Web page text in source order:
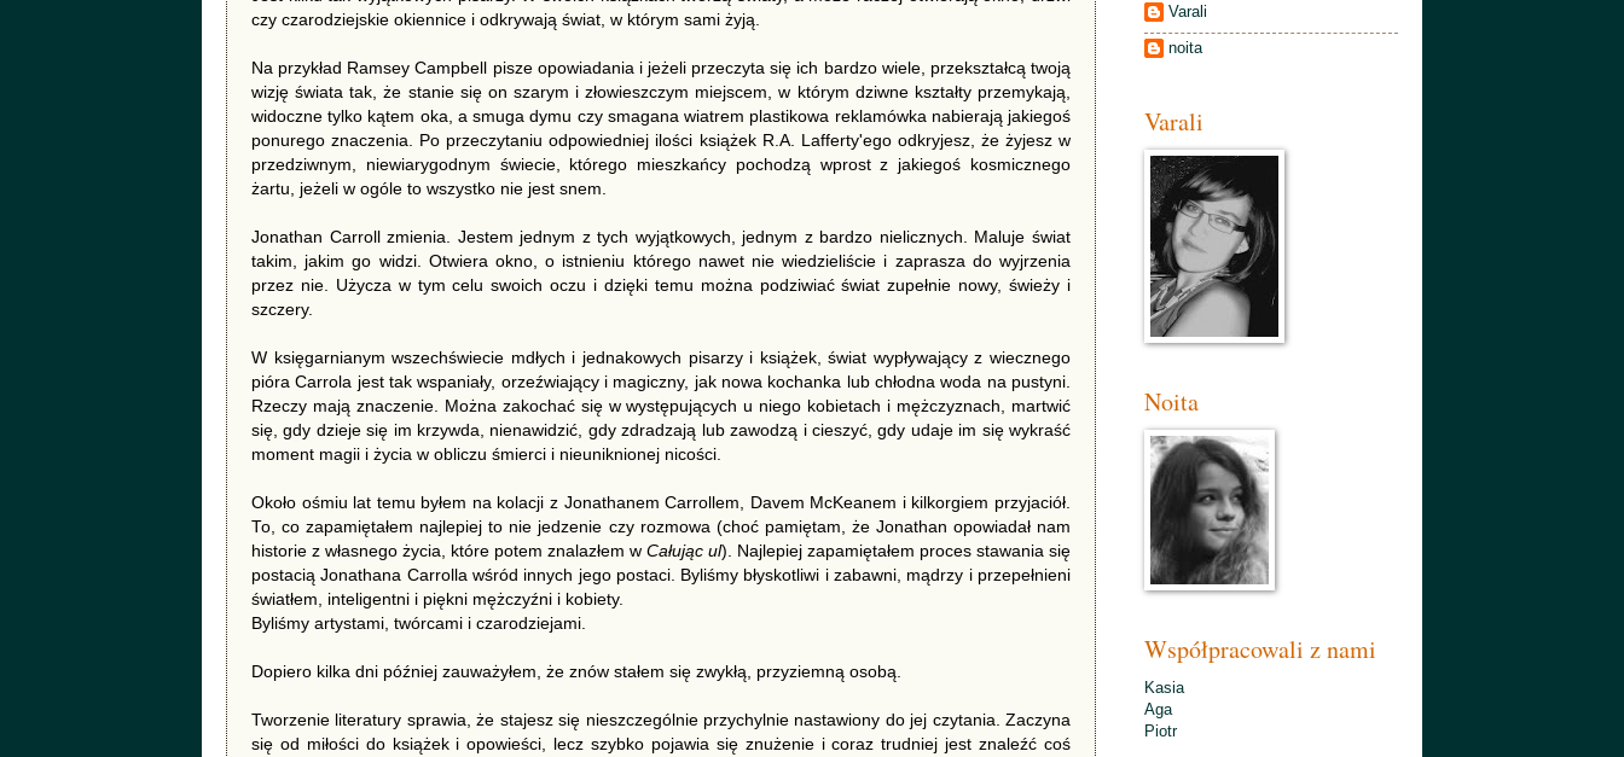
czy czarodziejskie okiennice i odkrywają świat, w którym sami żyją.
Na przykład Ramsey Campbell pisze opowiadania i jeżeli przeczyta się ich bardzo wiele, przekształcą twoją
wizję świata tak, że stanie się on szarym i złowieszczym miejscem, w którym dziwne kształty przemykają,
widoczne tylko kątem oka, a smuga dymu czy smagana wiatrem plastikowa reklamówka nabierają jakiegoś
ponurego znaczenia. Po przeczytaniu odpowiedniej ilości książek R.A. Lafferty'ego odkryjesz, że żyjesz w
przedziwnym, niewiarygodnym świecie, którego mieszkańcy pochodzą wprost z jakiegoś kosmicznego
żartu, jeżeli w ogóle to wszystko nie jest snem.
Jonathan Carroll zmienia. Jestem jednym z tych wyjątkowych, jednym z bardzo nielicznych. Maluje świat
takim, jakim go widzi. Otwiera okno, o istnieniu którego nawet nie wiedzieliście i zaprasza do wyjrzenia
przez nie. Użycza w tym celu swoich oczu i dzięki temu można podziwiać świat zupełnie nowy, świeży i
szczery.
W księgarnianym wszechświecie mdłych i jednakowych pisarzy i książek, świat wypływający z wiecznego
pióra Carrola jest tak wspaniały, orzeźwiający i magiczny, jak nowa kochanka lub chłodna woda na pustyni.
Rzeczy mają znaczenie. Można zakochać się w występujących u niego kobietach i mężczyznach, martwić
się, gdy dzieje się im krzywda, nienawidzić, gdy zdradzają lub zawodzą i cieszyć, gdy udaje im się wykraść
moment magii i życia w obliczu śmierci i nieuniknionej nicości.
Około ośmiu lat temu byłem na kolacji z Jonathanem Carrollem, Davem McKeanem i kilkorgiem przyjaciół.
To, co zapamiętałem najlepiej to nie jedzenie czy rozmowa (choć pamiętam, że Jonathan opowiadał nam
historie z własnego życia, które potem znalazłem w Całując ul). Najlepiej zapamiętałem proces stawania się
postacią Jonathana Carrolla wśród innych jego postaci. Byliśmy błyskotliwi i zabawni, mądrzy i przepełnieni
światłem, inteligentni i piękni mężczyźni i kobiety.
Byliśmy artystami, twórcami i czarodziejami.
Dopiero kilka dni później zauważyłem, że znów stałem się zwykłą, przyziemną osobą.
Tworzenie literatury sprawia, że stajesz się nieszczególnie przychylnie nastawiony do jej czytania. Zaczyna
się od miłości do książek i opowieści, lecz szybko pojawia się znużenie i coraz trudniej jest znaleźć coś
Varali
noita
Varali
Noita
Współpracowali z nami
Kasia
Aga
Piotr